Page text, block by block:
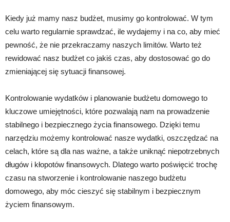
Kiedy już mamy nasz budżet, musimy go kontrolować. W tym
celu warto regularnie sprawdzać, ile wydajemy i na co, aby mieć
pewność, że nie przekraczamy naszych limitów. Warto też
rewidować nasz budżet co jakiś czas, aby dostosować go do
zmieniającej się sytuacji finansowej.
Kontrolowanie wydatków i planowanie budżetu domowego to
kluczowe umiejętności, które pozwalają nam na prowadzenie
stabilnego i bezpiecznego życia finansowego. Dzięki temu
narzędziu możemy kontrolować nasze wydatki, oszczędzać na
celach, które są dla nas ważne, a także uniknąć niepotrzebnych
długów i kłopotów finansowych. Dlatego warto poświęcić trochę
czasu na stworzenie i kontrolowanie naszego budżetu
domowego, aby móc cieszyć się stabilnym i bezpiecznym
życiem finansowym.